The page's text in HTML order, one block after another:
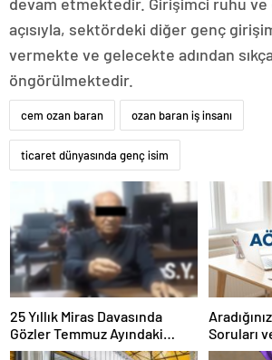
açısıyla, sektördeki diğer genç
vermekte ve gelecekte adından
öngörülmektedir.
cem ozan baran ozan baran iş insanı
ticaret dünyasında genç isim
25 Yıllık Miras Davasında
Gözler Temmuz Ayındaki
Karar Duruşmasına Çevrildi
Soruları
Forumu